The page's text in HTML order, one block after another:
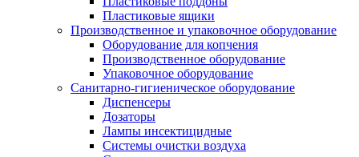
Пластиковые ящики
Производственное и упаковочное оборудование
Оборудование для копчения
Производственное оборудование
Упаковочное оборудование
Санитарно-гигиеническое оборудование
Диспенсеры
Дозаторы
Лампы инсектицидные
Системы очистки воздуха